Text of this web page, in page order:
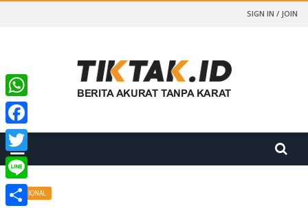
SIGN IN / JOIN
NASIONAL
WhatsApp
Facebook
Twitter
Line